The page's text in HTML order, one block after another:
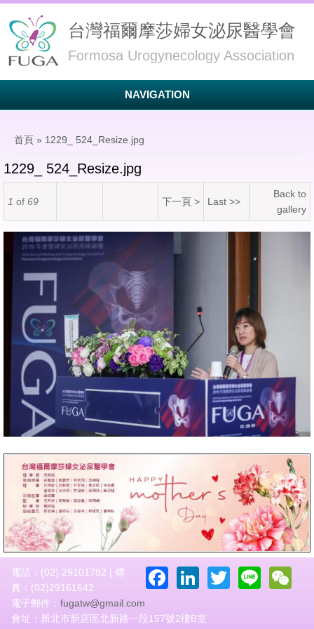
台灣福爾摩莎婦女泌尿醫學會
Formosa Urogynecology Association
NAVIGATION
首頁 » 1229_ 524_Resize.jpg
1229_ 524_Resize.jpg
1 of 69 下一頁 > Last >>
Back to
gallery
1229_ 524_Resize.jpg
Facebook
LinkedIn
Twitter
Line
電話：(02) 29101782 | 傳
真：(02)29161642
電子郵件： fugatw@gmail.com
會址：新北市新店區北新路一段157號2樓B室